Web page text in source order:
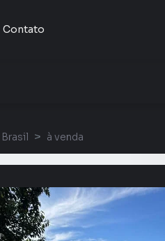
Contato
à venda